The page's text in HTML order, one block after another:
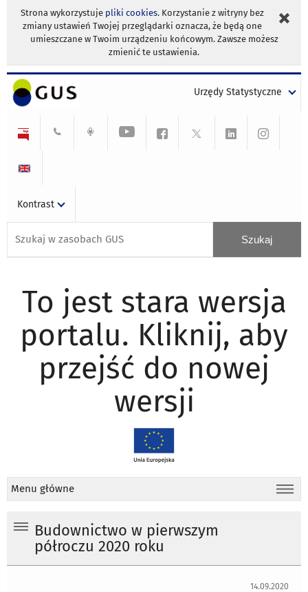
Strona wykorzystuje pliki cookies. Korzystanie z witryny bez
zmiany ustawień Twojej przeglądarki oznacza, że będą one
umieszczane w Twoim urządzeniu końcowym. Zawsze możesz
zmienić te ustawienia.
Urzędy Statystyczne
Kontrast
To jest stara wersja
portalu. Kliknij, aby
przejść do nowej
wersji
Menu główne
Budownictwo w pierwszym
półroczu 2020 roku
14.09.2020